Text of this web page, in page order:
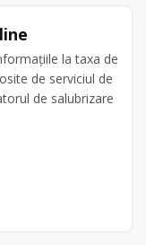
la taxa de
de serviciul de
de salubrizare